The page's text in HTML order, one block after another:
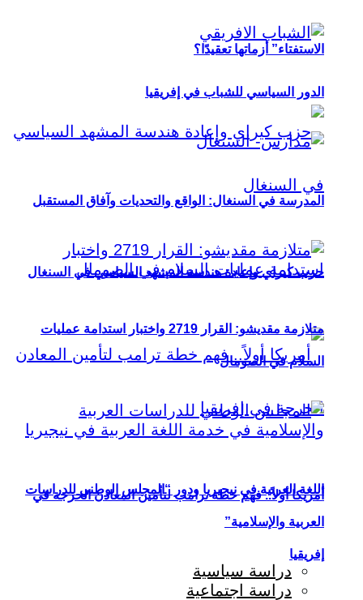
الاستفتاء” أزماتها تعقيدًا؟
حزب كيراي وإعادة هندسة المشهد السياسي في السنغال
أمريكا أولاً.. فهم خطة ترامب لتأمين المعادن الحرجة في
إفريقيا
الدور السياسي للشباب في إفريقيا
المدرسة في السنغال: الواقع والتحديات وآفاق المستقبل
متلازمة مقديشو: القرار 2719 واختبار استدامة عمليات
السلام في الصومال
اللغة العربية في نيجيريا ودور “المجلس الوطني للدراسات
العربية والإسلامية”
دراسة سياسية
دراسة اجتماعية